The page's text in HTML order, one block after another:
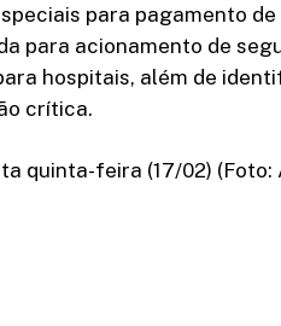
para pagamento de
para acionamento de
hospitais, além de
crítica.
quinta-feira (17/02) (Foto: